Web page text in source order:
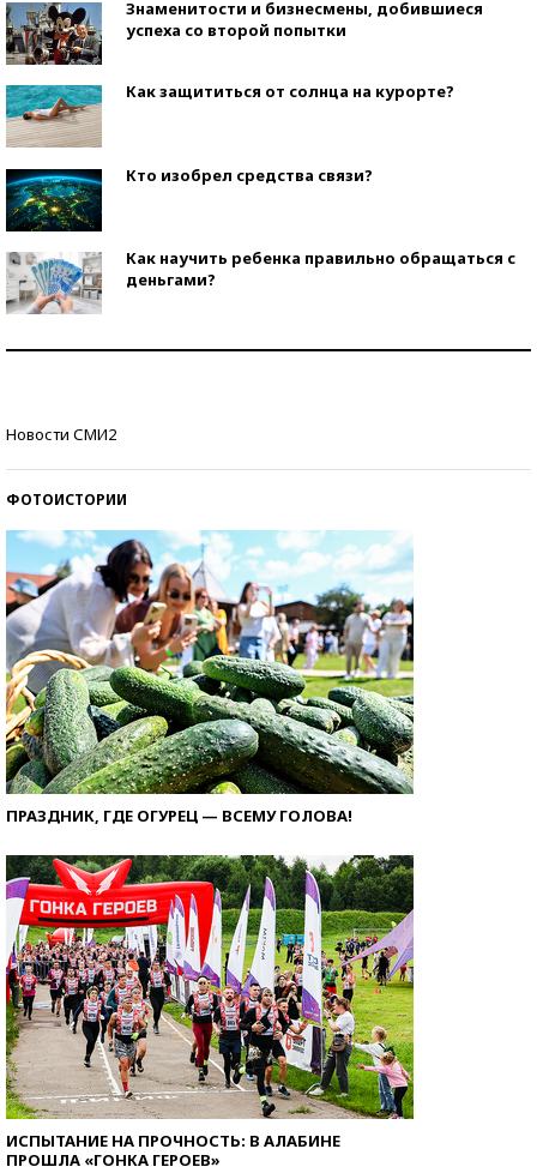
Знаменитости и бизнесмены, добившиеся
успеха со второй попытки
Как защититься от солнца на курорте?
Кто изобрел средства связи?
Как научить ребенка правильно обращаться с
деньгами?
Новости СМИ2
ФОТОИСТОРИИ
ПРАЗДНИК, ГДЕ ОГУРЕЦ — ВСЕМУ ГОЛОВА!
ИСПЫТАНИЕ НА ПРОЧНОСТЬ: В АЛАБИНЕ
ПРОШЛА «ГОНКА ГЕРОЕВ»